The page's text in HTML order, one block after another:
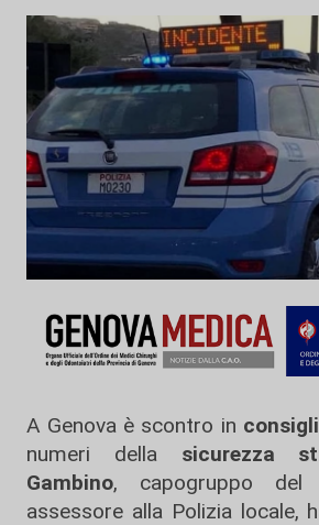
A Genova è scontro in
numeri della sicurezza
Gambino, capogruppo
assessore alla Polizia locale,